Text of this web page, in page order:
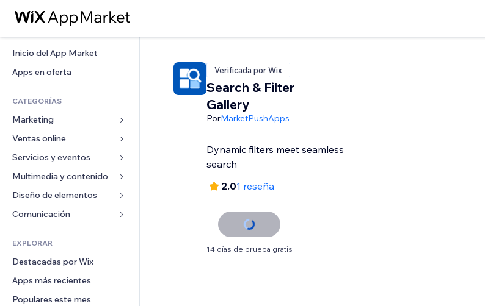
Inicio del App Market
Apps en oferta
CATEGORÍAS
Marketing
Anuncios
Móvil
Analíticas
Anuncios del sitio
Email
Ventas online
Apps para tiendas
Envíos y entregas
Botones de venta
Contabilidad
Cupones y fidelización
Almacenamiento de mercancía
Servicios y eventos
Hoteles
Eventos
Restaurantes
Inmobiliarias
Reservas
Multimedia y contenido
Galerías
Música
Pódcast
Fotografía
Video
PDF
Compartir archivos
Diseño de elementos
Mapas y navegación
Privacidad y seguridad
Reloj
Plantillas para páginas
Efectos de imágenes
Botones y menús
Formularios
Encuestas
Chat
Comentarios
EXPLORAR
Destacadas por Wix
Apps más recientes
Populares este mes
Verificada por Wix
Search & Filter
Gallery
PorMarketPushApps
Dynamic filters meet seamless
search
2.01 reseña
14 días de prueba gratis